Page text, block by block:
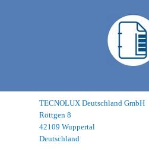
TECNOLUX Deutschland GmbH
Röttgen 8
42109 Wuppertal
Deutschland